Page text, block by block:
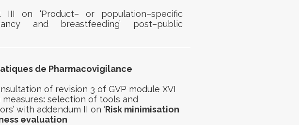
III on ‘Product– or population–specific
and breastfeeding’ post–public
de Pharmacovigilance
of revision 3 of GVP module XVI
measures: selection of tools and
with addendum II on ‘Risk minimisation
evaluation